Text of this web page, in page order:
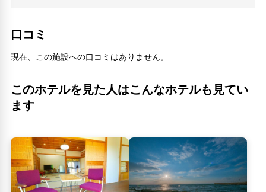
師崎羽豆岬（羽豆神社）(13.84km)
日間賀島(15.54km)
篠島(17.54km)
豊浜魚ひまひろば(10.6km)
野間埼灯台(420m)
口コミ
現在、この施設への口コミはありません。
このホテルを見た人はこんなホテルも見てい
ます